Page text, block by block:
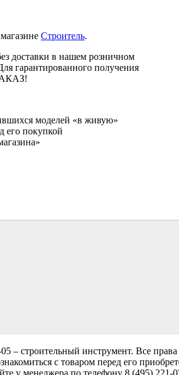
Строитель.
доставки в нашем розничном
гарантированного получения
моделей «в живую»
его покупкой
– строительный инструмент. Все
с товаром перед его
у менеджера по телефону 8 (495) 221-